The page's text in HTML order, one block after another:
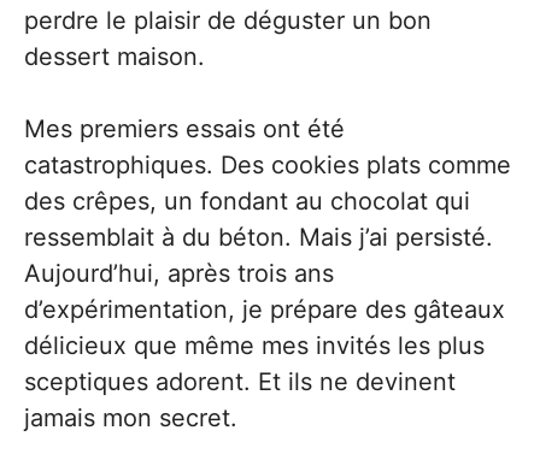
perdre le plaisir de déguster un bon
dessert maison.
Mes premiers essais ont été
catastrophiques. Des cookies plats comme
des crêpes, un fondant au chocolat qui
ressemblait à du béton. Mais j’ai persisté.
Aujourd’hui, après trois ans
d’expérimentation, je prépare des gâteaux
délicieux que même mes invités les plus
sceptiques adorent. Et ils ne devinent
jamais mon secret.